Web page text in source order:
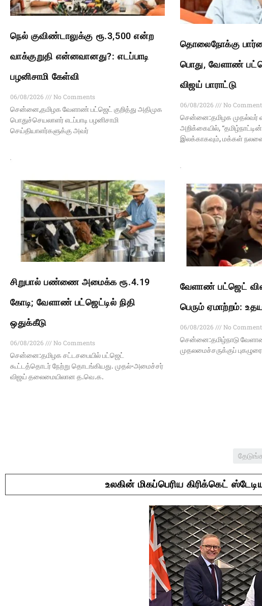
நெல் குவிண்டாலுக்கு ரூ.3,500 என்ற
வாக்குறுதி என்னவானது?: எடப்பாடி
பழனிசாமி கேள்வி
06/08/2026
No Comments
சென்னை,தமிழக வேளாண் பட்ஜெட் குறித்து அதிமுக
பொதுச்செயலாளர் எடப்பாடி பழனிசாமி
செய்தியாளர்களுக்கு அவர்
தொலைநோக்கு
பொது, வேளாண்
விஜய் பாராட்டு
06/08/2026
No
சென்னை:தமிழக முதல்வர்
அறிக்கையில்,
இலக்காகவும், மக்கள்
சிறுபால் பண்ணை அமைக்க ரூ.4.19
கோடி; வேளாண் பட்ஜெட்டில் நிதி
ஒதுக்கீடு
06/08/2026
No Comments
சென்னை:தமிழக சட்டசபையில் பட்ஜெட்
கூட்டத்தொடர் நேற்று தொடங்கியது. முதல்-அமைச்சர்
விஜய் தலைமையிலான த.வெ.க.
வேளாண் பட்ஜெட்
பெரும் ஏமாற்றம்:
06/08/2026
No
சென்னை:தமிழ்நாடு
முதலமைச்சருக்குப்
உலகின் மிகப்பெரிய கிரிக்கெட்